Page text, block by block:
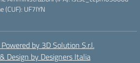
(CUF): UF7IYN
by 3D Solution S.r.l.
Design by Designers Italia